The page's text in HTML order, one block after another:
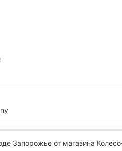
Запорожье от магазина